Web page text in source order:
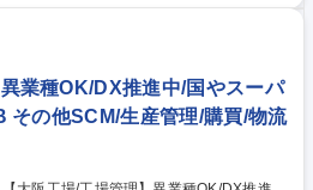
あるため、画一的な管理ではなく、培っ
せる環境です。 ■主要な取引先は大手ゼ
大規模な建設現場の省力化を支える産業
の知見をベースに牽引していただきます。
材整備機械】★ベテラン歓迎/プライム市場
業種OK/DX推進中/国やスーパ
その他SCM/生産管理/購買/物流